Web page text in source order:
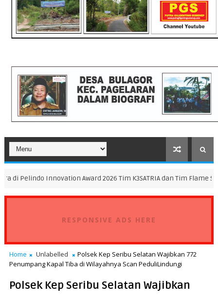
Award 2026 Tim K3SATRIA dan Tim Flame Spreader Bawa
RESPONSIVE ADS HERE
Home Unlabelled
Polsek Kep Seribu Selatan Wajibkan 772
Penumpang Kapal Tiba di Wilayahnya Scan PeduliLindungi
Polsek Kep Seribu Selatan Wajibkan